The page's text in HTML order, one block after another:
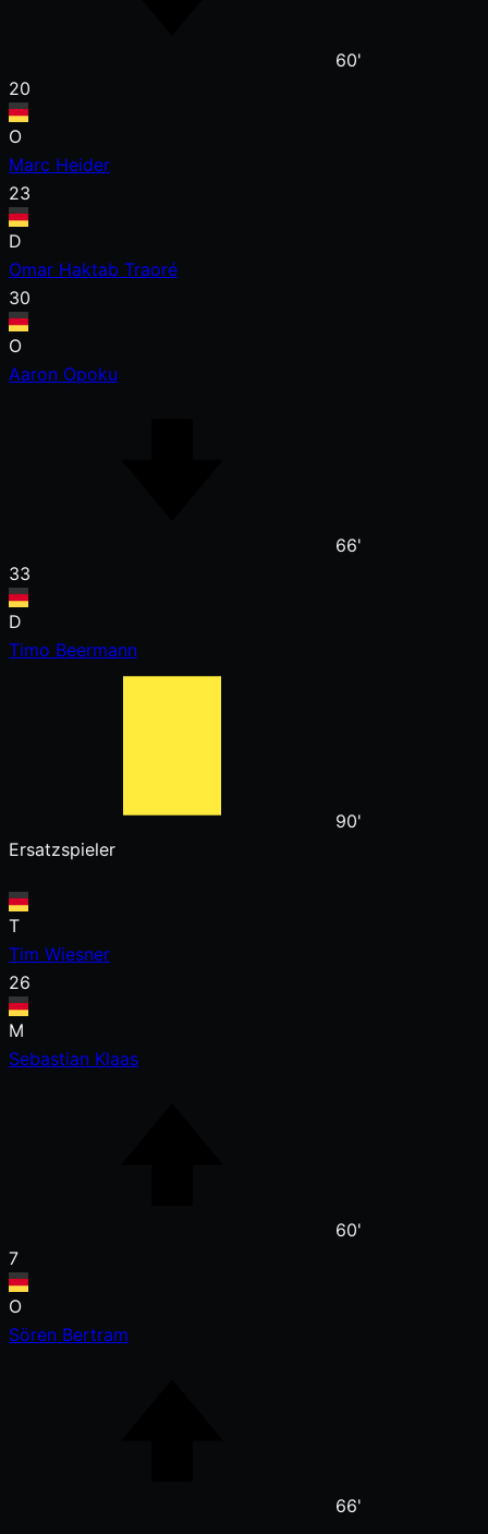
60'
20
O
Marc Heider
23
D
Omar Haktab Traoré
30
O
Aaron Opoku
66'
33
D
Timo Beermann
90'
Ersatzspieler
T
Tim Wiesner
26
M
Sebastian Klaas
60'
7
O
Sören Bertram
66'